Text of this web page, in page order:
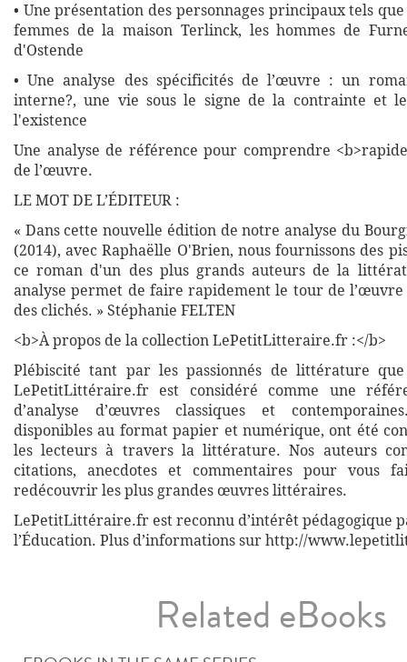
• Une présentation des personnages principaux tels
femmes de la maison Terlinck, les hommes de
d'Ostende
• Une analyse des spécificités de l’œuvre : un
interne?, une vie sous le signe de la contrainte et
l'existence
Une analyse de référence pour comprendre
de l’œuvre.
LE MOT DE L’ÉDITEUR :
« Dans cette nouvelle édition de notre analyse du
(2014), avec Raphaëlle O'Brien, nous fournissons des
ce roman d'un des plus grands auteurs de la
analyse permet de faire rapidement le tour de l’œuvre
des clichés. » Stéphanie FELTEN
<b>À propos de la collection LePetitLitteraire.fr :</b>
Plébiscité tant par les passionnés de littérature
LePetitLittéraire.fr est considéré comme une
d’analyse d’œuvres classiques et
disponibles au format papier et numérique, ont été
les lecteurs à travers la littérature. Nos auteurs
citations, anecdotes et commentaires pour vous
redécouvrir les plus grandes œuvres littéraires.
LePetitLittéraire.fr est reconnu d’intérêt pédagogique
l’Éducation. Plus d’informations sur http://
Related eBooks